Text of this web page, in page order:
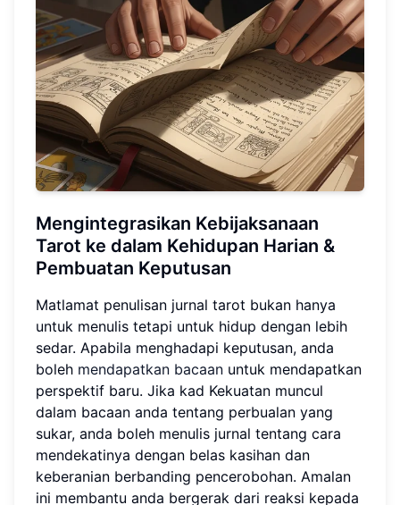
Mengintegrasikan Kebijaksanaan
Tarot ke dalam Kehidupan Harian &
Pembuatan Keputusan
Matlamat penulisan jurnal tarot bukan hanya
untuk menulis tetapi untuk hidup dengan lebih
sedar. Apabila menghadapi keputusan, anda
boleh mendapatkan bacaan untuk mendapatkan
perspektif baru. Jika kad Kekuatan muncul
dalam bacaan anda tentang perbualan yang
sukar, anda boleh menulis jurnal tentang cara
mendekatinya dengan belas kasihan dan
keberanian berbanding pencerobohan. Amalan
ini membantu anda bergerak dari reaksi kepada